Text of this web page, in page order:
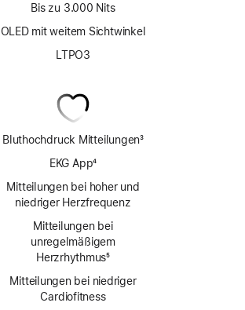
Bis zu 3.000 Nits
OLED mit weitem Sichtwinkel
LTPO3
Bluthochdruck Mitteilungen3
EKG App4
Mitteilungen bei hoher und
niedriger Herzfrequenz
Mitteilungen bei
unregelmäßigem
Herzrhythmus5
Mitteilungen bei niedriger
Cardio­fitness